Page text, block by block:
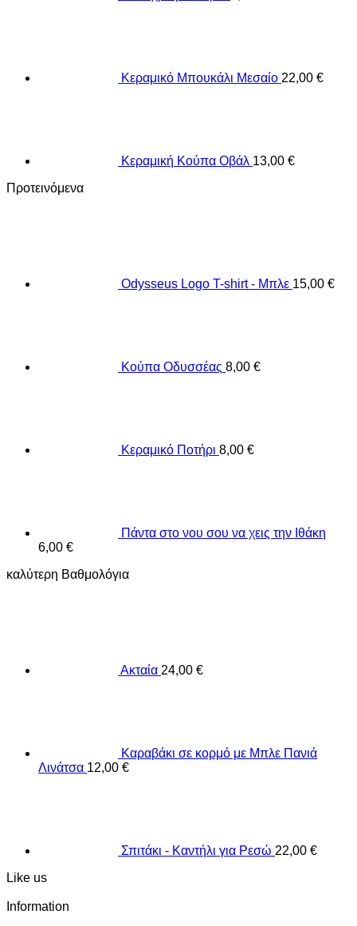
Κεραμικό Μπουκάλι Μεσαίο 22,00 €
Κεραμική Κούπα Οβάλ 13,00 €
Προτεινόμενα
Odysseus Logo T-shirt - Μπλε 15,00 €
Κούπα Οδυσσέας 8,00 €
Κεραμικό Ποτήρι 8,00 €
Πάντα στο νου σου να χεις την Ιθάκη
6,00 €
καλύτερη Βαθμολόγια
Ακταία 24,00 €
Καραβάκι σε κορμό με Μπλε Πανιά
Λινάτσα 12,00 €
Σπιτάκι - Καντήλι για Ρεσώ 22,00 €
Like us
Information